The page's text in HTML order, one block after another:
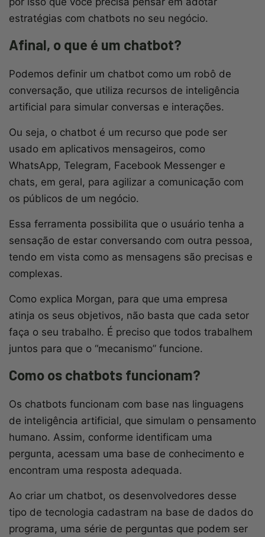
estratégias com chatbots no seu negócio.
Afinal, o que é um chatbot?
Podemos definir um chatbot como um robô de
conversação, que utiliza recursos de inteligência
artificial para simular conversas e interações.
Ou seja, o chatbot é um recurso que pode ser
usado em aplicativos mensageiros, como
WhatsApp, Telegram, Facebook Messenger e
chats, em geral, para agilizar a comunicação com
os públicos de um negócio.
Essa ferramenta possibilita que o usuário tenha a
sensação de estar conversando com outra pessoa,
tendo em vista como as mensagens são precisas e
complexas.
Como explica Morgan, para que uma empresa
atinja os seus objetivos, não basta que cada setor
faça o seu trabalho. É preciso que todos trabalhem
juntos para que o “mecanismo” funcione.
Como os chatbots funcionam?
Os chatbots funcionam com base nas linguagens
de inteligência artificial, que simulam o pensamento
humano. Assim, conforme identificam uma
pergunta, acessam uma base de conhecimento e
encontram uma resposta adequada.
Ao criar um chatbot, os desenvolvedores desse
tipo de tecnologia cadastram na base de dados do
programa, uma série de perguntas que podem ser